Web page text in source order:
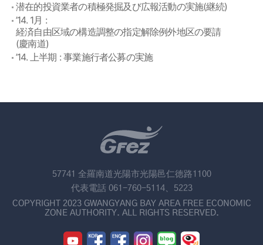
潜在的投資業者の積極発掘及び広報活動の実施(継続)
’14. 1月 :
経済自由区域の構造調整の指定解除例外地区の要請
(慶南道)
’14. 上半期 : 事業施行者公募の実施
57741 全羅南道光陽市光陽邑仁徳路1100
代表電話 061-760-5114、5223
COPYRIGHT 2023 GWANGYANG BAY AREA FREE ECONOMIC
ZONE AUTHORITY. ALL RIGHTS RESERVED.